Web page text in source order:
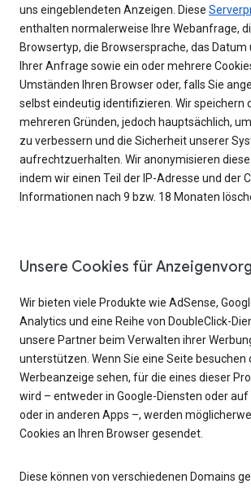
uns eingeblendeten Anzeigen. Diese
enthalten normalerweise Ihre Webanfrage,
Browsertyp, die Browsersprache, das Datum
Ihrer Anfrage sowie ein oder mehrere
Umständen Ihren Browser oder, falls Sie
selbst eindeutig identifizieren. Wir speichern
mehreren Gründen, jedoch hauptsächlich,
zu verbessern und die Sicherheit unserer
aufrechtzuerhalten. Wir anonymisieren
indem wir einen Teil der IP-Adresse und der
Informationen nach 9 bzw. 18 Monaten
Unsere Cookies für
Wir bieten viele Produkte wie AdSense,
Analytics und eine Reihe von DoubleClick-
unsere Partner beim Verwalten ihrer
unterstützen. Wenn Sie eine Seite besuchen
Werbeanzeige sehen, für die eines dieser
wird – entweder in Google-Diensten oder
oder in anderen Apps –, werden
Cookies an Ihren Browser gesendet.
Diese können von verschiedenen Domains